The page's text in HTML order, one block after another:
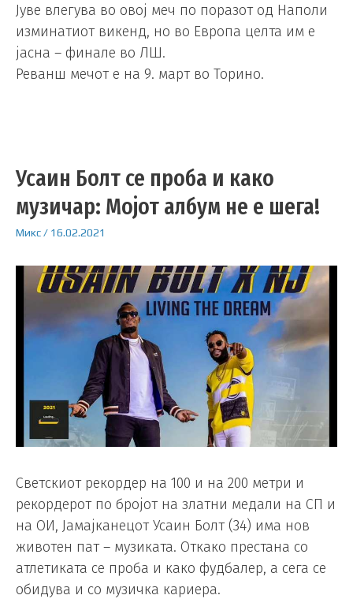
Јуве влегува во овој меч по поразот од Наполи
изминатиот викенд, но во Европа целта им е
јасна – финале во ЛШ.
Реванш мечот е на 9. март во Торино.
Усаин Болт се проба и како
музичар: Мојот албум не е шега!
Микс/ 16.02.2021
Светскиот рекордер на 100 и на 200 метри и
рекордерот по бројот на златни медали на СП и
на ОИ, Јамајканецот Усаин Болт (34) има нов
животен пат – музиката. Откако престана со
атлетиката се проба и како фудбалер, а сега се
обидува и со музичка кариера.